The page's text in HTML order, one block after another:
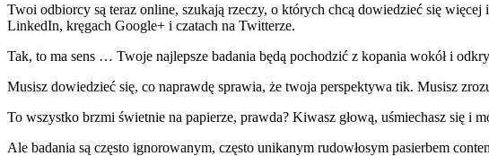
Twoi odbiorcy są teraz online, szukają rzeczy, o których chcą dowiedzieć się
LinkedIn, kręgach Google+ i czatach na Twitterze.
Tak, to ma sens … Twoje najlepsze badania będą pochodzić z kopania wokół i
Musisz dowiedzieć się, co naprawdę sprawia, że twoja perspektywa tik. Musisz
To wszystko brzmi świetnie na papierze, prawda? Kiwasz głową, uśmiechasz się i
Ale badania są często ignorowanym, często unikanym rudowłosym pasierbem